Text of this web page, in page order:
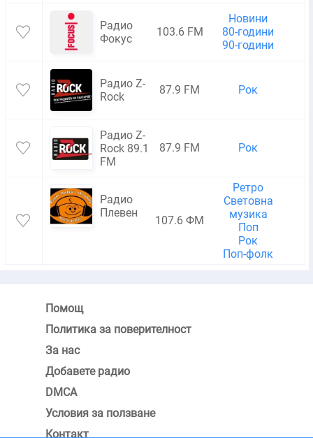
Радио
Фокус
103.6 FM
Новини
80-години
90-години
Радио Z-
Rock
87.9 FM Рок
Радио Z-
Rock 89.1
FM
87.9 FM Рок
Радио
Плевен
107.6 ФМ
Ретро
Световна
музика
Поп
Рок
Поп-фолк
Помощ
Политика за поверителност
За нас
Добавете радио
DMCA
Условия за ползване
Контакт